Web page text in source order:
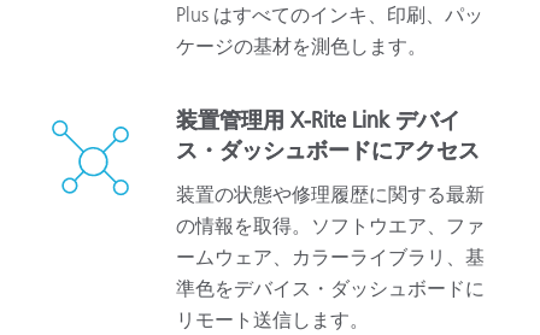
Plus はすべてのインキ、印刷、パッ
ケージの基材を測色します。
装置管理用 X-Rite Link デバイ
ス・ダッシュボードにアクセス
装置の状態や修理履歴に関する最新
の情報を取得。ソフトウエア、ファ
ームウェア、カラーライブラリ、基
準色をデバイス・ダッシュボードに
リモート送信します。